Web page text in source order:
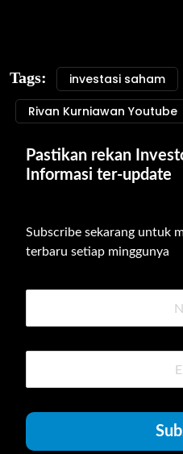
Tags:
investasi saham
Rivan Kurniawan Youtube
Pastikan rekan
Informasi ter-update
Subscribe sekarang untuk
terbaru setiap minggunya